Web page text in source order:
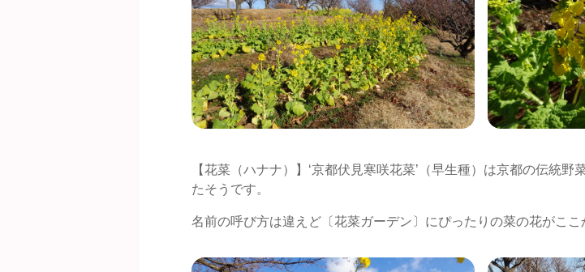
【花菜（ハナナ）】‘京都伏見寒咲花菜’（早生種）は京都の伝統
たそうです。
名前の呼び方は違えど〔花菜ガーデン〕にぴったりの菜の花がここ